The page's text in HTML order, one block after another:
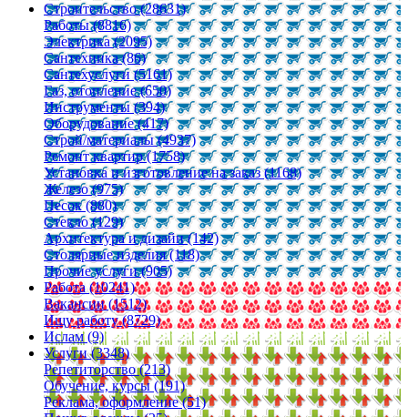
Строительство (28631)
Работы (8816)
Электрика (2095)
Сантехника (86)
Сантехуслуги (5161)
Газ, отопление (650)
Инструменты (394)
Оборудование (417)
Строй/материалы (4937)
Ремонт квартир (1758)
Установка и изготовление на заказ (1168)
Железо (975)
Песок (880)
Стекло (129)
Архитектура и дизайн (142)
Столярные изделия (118)
Прочие услуги (905)
Работа (10241)
Вакансии (1512)
Ищу работу (8729)
Ислам (9)
Услуги (3348)
Репетиторство (213)
Обучение, курсы (191)
Реклама, оформление (51)